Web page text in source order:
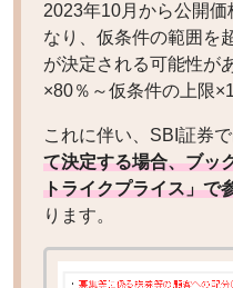
2023年10月から公開
なり、仮条件の範囲を
が決定される可能性が
×80％～仮条件の上限
これに伴い、SBI証券
て決定する場合、ブッ
トライクプライス」で
ります。